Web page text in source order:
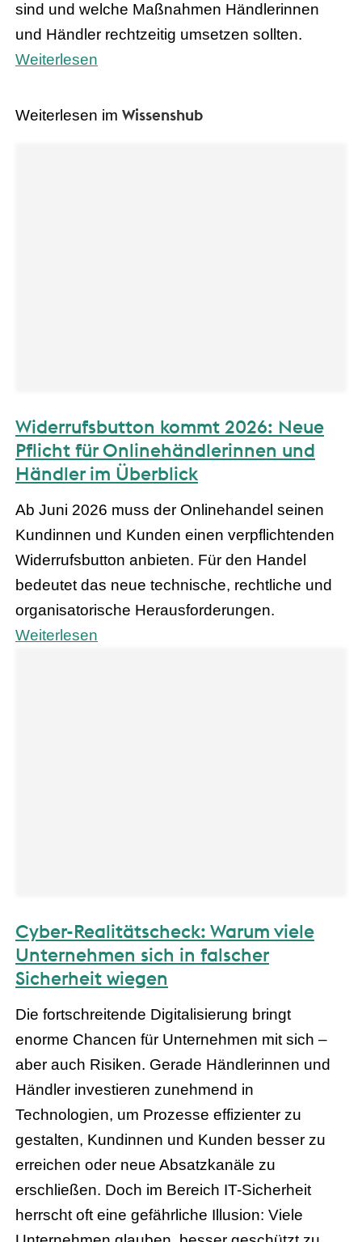
sind und welche Maßnahmen Händlerinnen
und Händler rechtzeitig umsetzen sollten.
Weiterlesen
Weiterlesen im Wissenshub
Widerrufsbutton kommt 2026: Neue
Pflicht für Onlinehändlerinnen und
Händler im Überblick
Ab Juni 2026 muss der Onlinehandel seinen
Kundinnen und Kunden einen verpflichtenden
Widerrufsbutton anbieten. Für den Handel
bedeutet das neue technische, rechtliche und
organisatorische Herausforderungen.
Weiterlesen
Cyber-Realitätscheck: Warum viele
Unternehmen sich in falscher
Sicherheit wiegen
Die fortschreitende Digitalisierung bringt
enorme Chancen für Unternehmen mit sich –
aber auch Risiken. Gerade Händlerinnen und
Händler investieren zunehmend in
Technologien, um Prozesse effizienter zu
gestalten, Kundinnen und Kunden besser zu
erreichen oder neue Absatzkanäle zu
erschließen. Doch im Bereich IT-Sicherheit
herrscht oft eine gefährliche Illusion: Viele